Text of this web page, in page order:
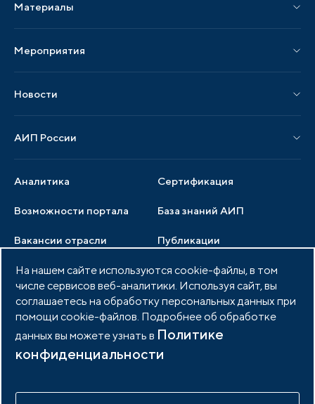
Услуги по локализации
Аналитика Сертификация
Возможности портала
Материалы
Публикации СМИ и статьи
Образцы документов
База знаний АИП
Вакансии отрасли
Мероприятия
Мероприятия отрасли
Новости
Новости отрасли
Публикации
Медиатека Тендеры
АИП России
Члены ассоциации
Услуги ассоциации
Документы АИП
Партнеры ассоциации
Фото и видео
Членство в АИП Войти в личный кабинет
На нашем сайте используются cookie-файлы, в том
числе сервисов веб-аналитики. Используя сайт, вы
соглашаетесь на обработку персональных данных при
помощи cookie-файлов. Подробнее об обработке
данных вы можете узнать в Политике
конфиденциальности